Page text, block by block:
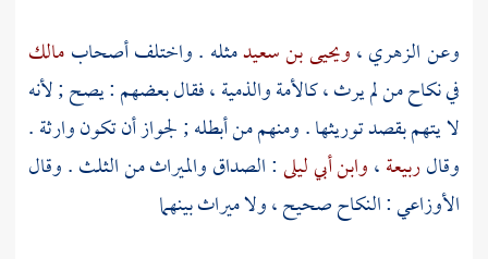
وعنالزهري،ويحيى بن سعيدمثله . واختلف أصحابمالك
في نكاح من لم يرث ، كالأمة والذمية ، فقال بعضهم : يصح ; لأنه
لا يتهم بقصد توريثها . ومنهم من أبطله ; لجواز أن تكون وارثة .
وقالربيعة،وابن أبي ليلى: الصداق والميراث من الثلث . وقال
الأوزاعي: النكاح صحيح ، ولا ميراث بينهما